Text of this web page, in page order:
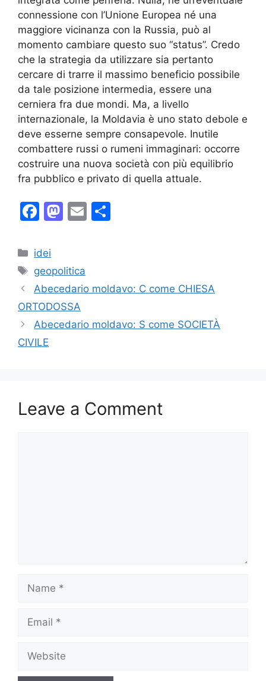
connessione con l’Unione Europea né una
maggiore vicinanza con la Russia, può al
momento cambiare questo suo “status”. Credo
che la strategia da utilizzare sia pertanto
cercare di trarre il massimo beneficio possibile
da tale posizione intermedia, essere una
cerniera fra due mondi. Ma, a livello
internazionale, la Moldavia è uno stato debole e
deve esserne sempre consapevole. Inutile
combattere russi o rumeni immaginari: occorre
costruire una nuova società con più equilibrio
fra pubblico e privato di quella attuale.
F
c
e
b
o
o
k
M
o
d
o
n
E
Categories
idei
Tags
geopolitica
Abecedario moldavo: C come CHIESA
ORTODOSSA
Abecedario moldavo: S come SOCIETÀ
CIVILE
Leave a Comment